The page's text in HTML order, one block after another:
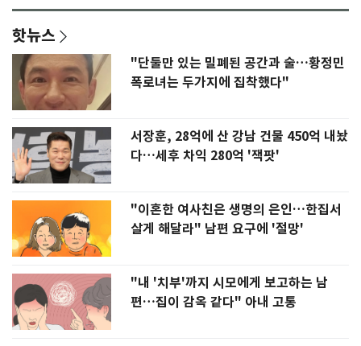
핫뉴스
"단둘만 있는 밀폐된 공간과 술…황정민
폭로녀는 두가지에 집착했다"
서장훈, 28억에 산 강남 건물 450억 내놨
다…세후 차익 280억 '잭팟'
"이혼한 여사친은 생명의 은인…한집서
살게 해달라" 남편 요구에 '절망'
"내 '치부'까지 시모에게 보고하는 남
편…집이 감옥 같다" 아내 고통